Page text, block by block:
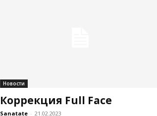
Новости
Коррекция Full Face
Sanatate - 21.02.2023